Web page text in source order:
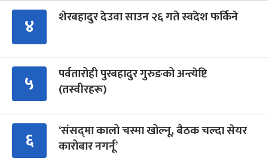
४ शेरबहादुर देउवा साउन २६ गते स्वदेश फर्किने
५
पर्वतारोही पुरबहादुर गुरुङको अन्त्येष्टि
(तस्वीरहरू)
६
‘संसद्‍मा कालो चस्मा खोल्नू, बैठक चल्दा सेयर
कारोबार नगर्नू’